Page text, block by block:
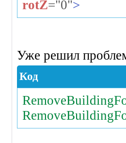
rotZ="0">
Уже решил
Код